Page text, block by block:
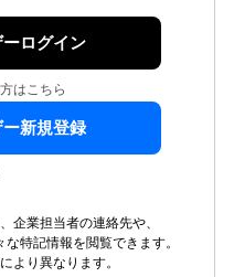
ーログイン
はこちら
ー新規登録
企業担当者の連絡先や、
特記情報を閲覧できます。
より異なります。